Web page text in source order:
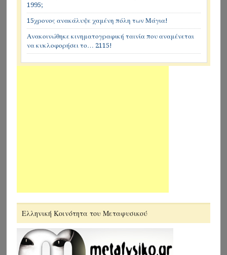
1995;
15χρονος ανακάλυψε χαμένη πόλη των Μάγια!
Ανακοινώθηκε κινηματογραφική ταινία που αναμένεται
να κυκλοφορήσει το… 2115!
Ελληνική Κοινότητα του Μεταφυσικού